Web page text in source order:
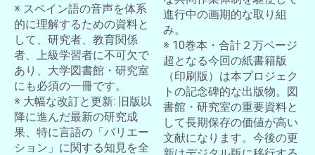
※ スペイン語の音声を体系
的に理解するための資料と
して、研究者、教育関係
者、上級学習者に不可欠で
あり、大学図書館・研究室
にも必須の一冊です。
※ 大幅な改訂と更新: 旧版以
降に進んだ最新の研究成
果、特に言語の「バリエー
ション」に関する知見を全
進行中の画期的な取り組
み。
※ 10巻本・合計２万ページ
超となる今回の紙書籍版
（印刷版）は本プロジェク
トの記念碑的な出版物。図
書館・研究室の重要資料と
して長期保存の価値が高い
文献になります。今後の更